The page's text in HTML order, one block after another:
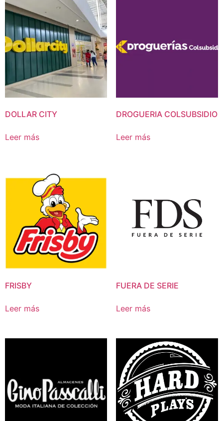
DOLLAR CITY
Leer más
DROGUERIA COLSUBSIDIO
Leer más
FRISBY
Leer más
FUERA DE SERIE
Leer más